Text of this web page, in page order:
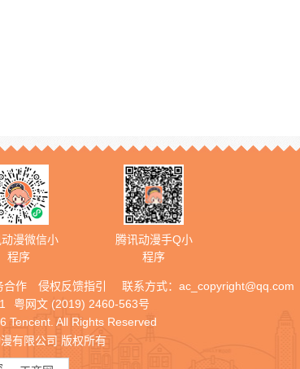
动漫微信小
程序
腾讯动漫手Q小
程序
合作 侵权反馈指引 联系方式： ac_copyright@qq.com
粤网文 (2019) 2460-563号
Tencent. All Rights Reserved
有限公司 版权所有